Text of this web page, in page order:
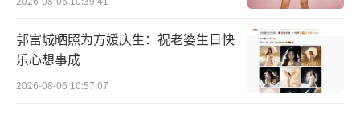
郭富城晒照为方媛庆生：祝老婆生日快
乐心想事成
2026-08-06 10:57:07